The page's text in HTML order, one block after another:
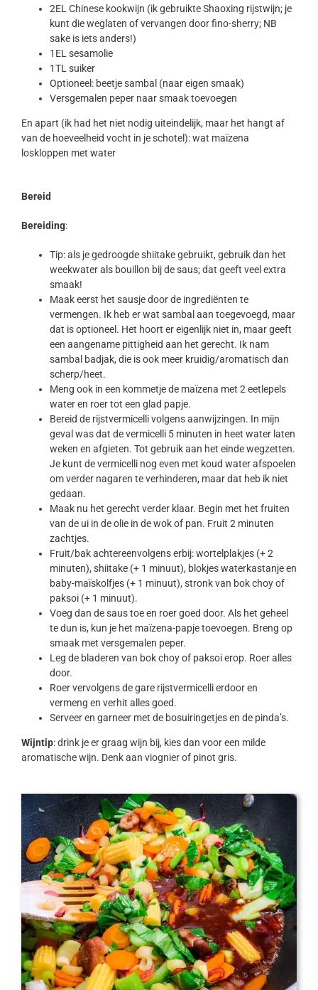
2EL Chinese kookwijn (ik gebruikte Shaoxing rijstwijn; je
kunt die weglaten of vervangen door fino-sherry; NB
sake is iets anders!)
1EL sesamolie
1TL suiker
Optioneel: beetje sambal (naar eigen smaak)
Versgemalen peper naar smaak toevoegen
En apart (ik had het niet nodig uiteindelijk, maar het hangt af
van de hoeveelheid vocht in je schotel): wat maïzena
loskloppen met water
Bereid
Bereiding:
Tip: als je gedroogde shiitake gebruikt, gebruik dan het
weekwater als bouillon bij de saus; dat geeft veel extra
smaak!
Maak eerst het sausje door de ingrediënten te
vermengen. Ik heb er wat sambal aan toegevoegd, maar
dat is optioneel. Het hoort er eigenlijk niet in, maar geeft
een aangename pittigheid aan het gerecht. Ik nam
sambal badjak, die is ook meer kruidig/aromatisch dan
scherp/heet.
Meng ook in een kommetje de maïzena met 2 eetlepels
water en roer tot een glad papje.
Bereid de rijstvermicelli volgens aanwijzingen. In mijn
geval was dat de vermicelli 5 minuten in heet water laten
weken en afgieten. Tot gebruik aan het einde wegzetten.
Je kunt de vermicelli nog even met koud water afspoelen
om verder nagaren te verhinderen, maar dat heb ik niet
gedaan.
Maak nu het gerecht verder klaar. Begin met het fruiten
van de ui in de olie in de wok of pan. Fruit 2 minuten
zachtjes.
Fruit/bak achtereenvolgens erbij: wortelplakjes (+ 2
minuten), shiitake (+ 1 minuut), blokjes waterkastanje en
baby-maïskolfjes (+ 1 minuut), stronk van bok choy of
paksoi (+ 1 minuut).
Voeg dan de saus toe en roer goed door. Als het geheel
te dun is, kun je het maïzena-papje toevoegen. Breng op
smaak met versgemalen peper.
Leg de bladeren van bok choy of paksoi erop. Roer alles
door.
Roer vervolgens de gare rijstvermicelli erdoor en
vermeng en verhit alles goed.
Serveer en garneer met de bosuiringetjes en de pinda’s.
Wijntip: drink je er graag wijn bij, kies dan voor een milde
aromatische wijn. Denk aan viognier of pinot gris.